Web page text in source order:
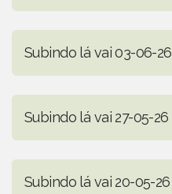
Subindo lá vai 03-06-26
Subindo lá vai 27-05-26
Subindo lá vai 20-05-26